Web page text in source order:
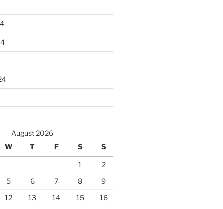
August 2026
W T F S S
1
2
5 6 7 8
9
12 13 14 15
16